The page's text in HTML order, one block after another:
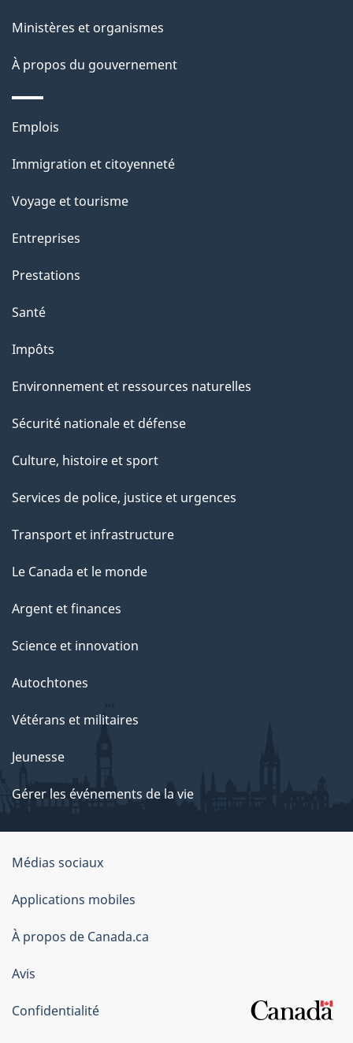
p
a
Ministères et organismes
À propos du gouvernement
Thèmes
sujets
Emplois
Immigration et citoyenneté
Voyage et tourisme
Entreprises
Prestations
Santé
Impôts
Environnement et ressources naturelles
Sécurité nationale et défense
Culture, histoire et sport
Services de police, justice et urgences
Transport et infrastructure
Le Canada et le monde
Argent et finances
Science et innovation
Autochtones
Vétérans et militaires
Jeunesse
Gérer les événements de la vie
Organisation
du
gouvernement
du
Canada
Médias sociaux
Applications mobiles
À propos de Canada.ca
Avis
Confidentialité